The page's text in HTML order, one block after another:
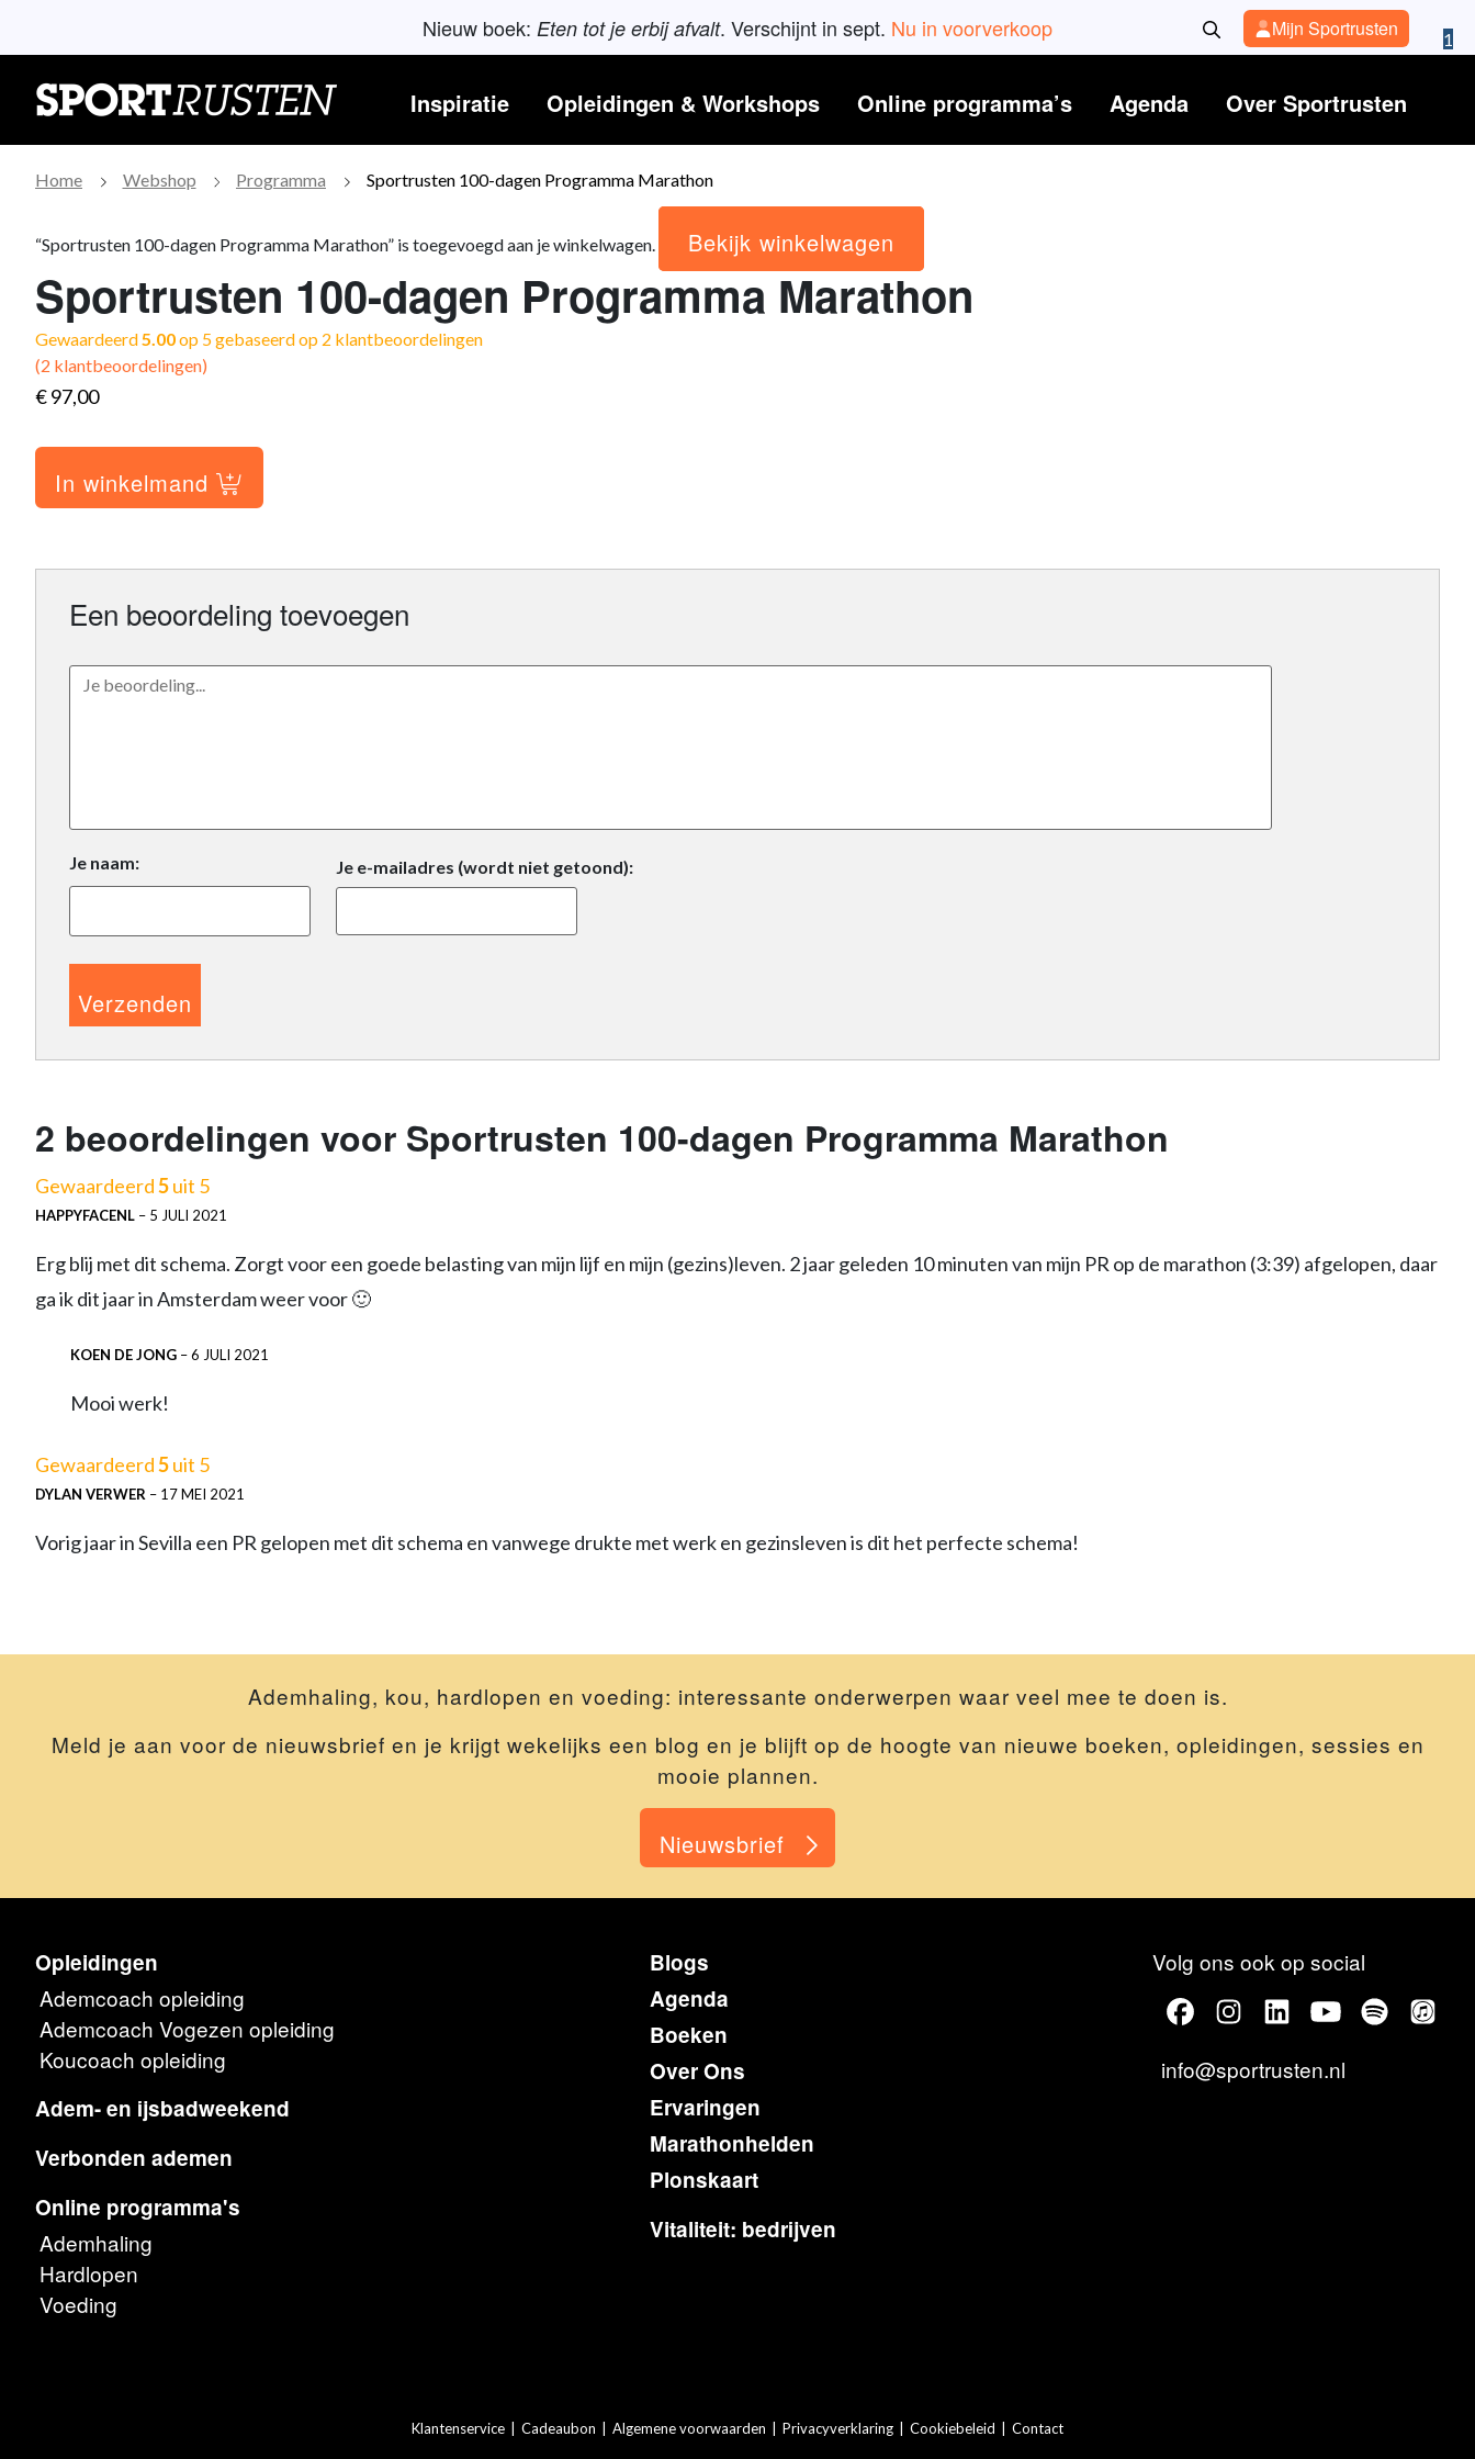
Nieuw boek: Eten tot je erbij afvalt. Verschijnt in sept. Nu in voorverkoop 1
Mijn Sportrusten
Inspiratie Opleidingen & Workshops Online programma’s Agenda Over Sportrusten
Home Webshop Programma Sportrusten 100-dagen Programma Marathon
“Sportrusten 100-dagen Programma Marathon” is toegevoegd aan je winkelwagen. Bekijk winkelwagen
Sportrusten 100-dagen Programma Marathon
Gewaardeerd5.00op 5 gebaseerd op 2 klantbeoordelingen
(2 klantbeoordelingen)
€97,00
In winkelmand
Een beoordeling toevoegen
Je naam: Je e-mailadres (wordt niet getoond):
2 beoordelingen voor Sportrusten 100-dagen Programma Marathon
Gewaardeerd5uit 5
HAPPYFACENL – 5 JULI 2021
Erg blij met dit schema. Zorgt voor een goede belasting van mijn lijf en mijn (gezins)leven. 2 jaar geleden 10 minuten van mijn PR op de marathon (3:39) afgelopen, daar
ga ik dit jaar in Amsterdam weer voor 🙂
KOEN DE JONG –6 JULI 2021
Mooi werk!
Gewaardeerd5uit 5
DYLAN VERWER – 17 MEI 2021
Vorig jaar in Sevilla een PR gelopen met dit schema en vanwege drukte met werk en gezinsleven is dit het perfecte schema!
Ademhaling, kou, hardlopen en voeding: interessante onderwerpen waar veel mee te doen is.
Meld je aan voor de nieuwsbrief en je krijgt wekelijks een blog en je blijft op de hoogte van nieuwe boeken, opleidingen, sessies en
mooie plannen.
Nieuwsbrief
Opleidingen
Ademcoach opleiding
Ademcoach Vogezen opleiding
Koucoach opleiding
Adem- en ijsbadweekend
Verbonden ademen
Online programma's
Ademhaling
Hardlopen
Voeding
Blogs
Agenda
Boeken
Over Ons
Ervaringen
Marathonhelden
Plonskaart
Vitaliteit: bedrijven
Volg ons ook op social
info@sportrusten.nl
Klantenservice Cadeaubon Algemene voorwaarden Privacyverklaring Cookiebeleid Contact